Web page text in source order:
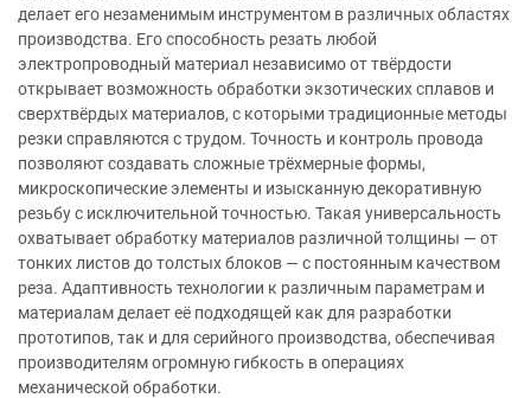
делает его незаменимым инструментом в различных областях
производства. Его способность резать любой
электропроводный материал независимо от твёрдости
открывает возможность обработки экзотических сплавов и
сверхтвёрдых материалов, с которыми традиционные методы
резки справляются с трудом. Точность и контроль провода
позволяют создавать сложные трёхмерные формы,
микроскопические элементы и изысканную декоративную
резьбу с исключительной точностью. Такая универсальность
охватывает обработку материалов различной толщины — от
тонких листов до толстых блоков — с постоянным качеством
реза. Адаптивность технологии к различным параметрам и
материалам делает её подходящей как для разработки
прототипов, так и для серийного производства, обеспечивая
производителям огромную гибкость в операциях
механической обработки.